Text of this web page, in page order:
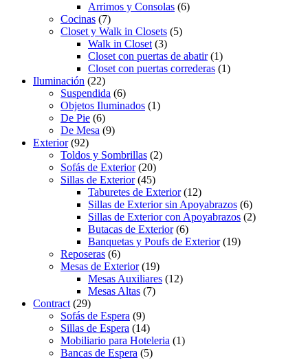
Arrimos y Consolas (6)
Cocinas (7)
Closet y Walk in Closets (5)
Walk in Closet (3)
Closet con puertas de abatir(1)
Closet con puertas correderas (1)
Iluminación (22)
Suspendida (6)
Objetos Iluminados (1)
De Pie (6)
De Mesa (9)
Exterior(92)
Toldos y Sombrillas (2)
Sofás de Exterior(20)
Sillas de Exterior(45)
Taburetes de Exterior(12)
Sillas de Exterior sin Apoyabrazos (6)
Sillas de Exterior con Apoyabrazos (2)
Butacas de Exterior(6)
Banquetas y Poufs de Exterior(19)
Reposeras (6)
Mesas de Exterior(19)
Mesas Auxiliares (12)
Mesas Altas (7)
Contract (29)
Sofás de Espera (9)
Sillas de Espera (14)
Mobiliario para Hoteleria (1)
Bancas de Espera (5)